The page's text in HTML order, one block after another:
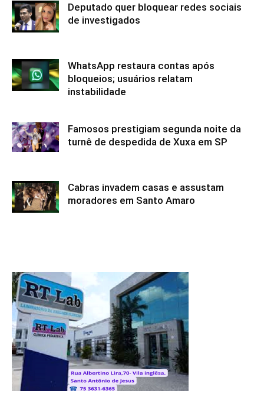
Deputado quer bloquear redes sociais
de investigados
WhatsApp restaura contas após
bloqueios; usuários relatam
instabilidade
Famosos prestigiam segunda noite da
turnê de despedida de Xuxa em SP
Cabras invadem casas e assustam
moradores em Santo Amaro